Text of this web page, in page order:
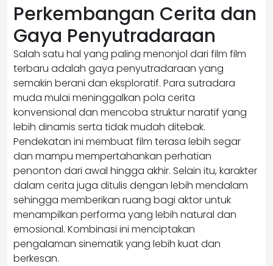
Perkembangan Cerita dan
Gaya Penyutradaraan
Salah satu hal yang paling menonjol dari film film
terbaru adalah gaya penyutradaraan yang
semakin berani dan eksploratif. Para sutradara
muda mulai meninggalkan pola cerita
konvensional dan mencoba struktur naratif yang
lebih dinamis serta tidak mudah ditebak.
Pendekatan ini membuat film terasa lebih segar
dan mampu mempertahankan perhatian
penonton dari awal hingga akhir. Selain itu, karakter
dalam cerita juga ditulis dengan lebih mendalam
sehingga memberikan ruang bagi aktor untuk
menampilkan performa yang lebih natural dan
emosional. Kombinasi ini menciptakan
pengalaman sinematik yang lebih kuat dan
berkesan.